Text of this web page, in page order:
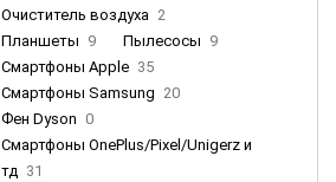
Очиститель воздуха 2
Планшеты 9 Пылесосы 9
Смартфоны Apple 35
Смартфоны Samsung 20
Фен Dyson 0
Смартфоны OnePlus/Pixel/Unigerz и
тд 31